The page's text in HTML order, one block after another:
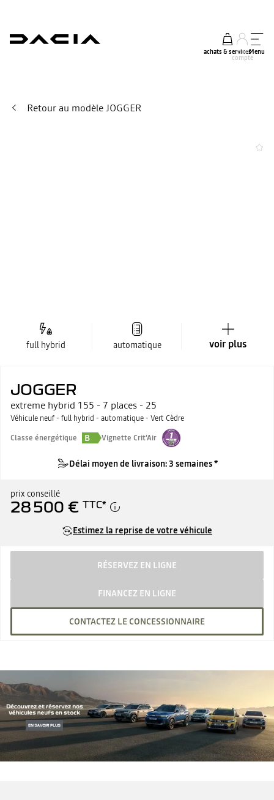
achats & services
mon
compte
Menu
Retour au modèle JOGGER
full hybrid automatique voir plus
JOGGER
extreme hybrid 155 - 7 places - 25
Véhicule neuf - full hybrid - automatique - Vert Cèdre
Classe énergétique
B Vignette Crit'Air
Délai moyen de livraison: 3 semaines *
prix conseillé
28 500 € TTC*
Estimez la reprise de votre véhicule
RÉSERVEZ EN LIGNE
FINANCEZ EN LIGNE
CONTACTEZ LE CONCESSIONNAIRE